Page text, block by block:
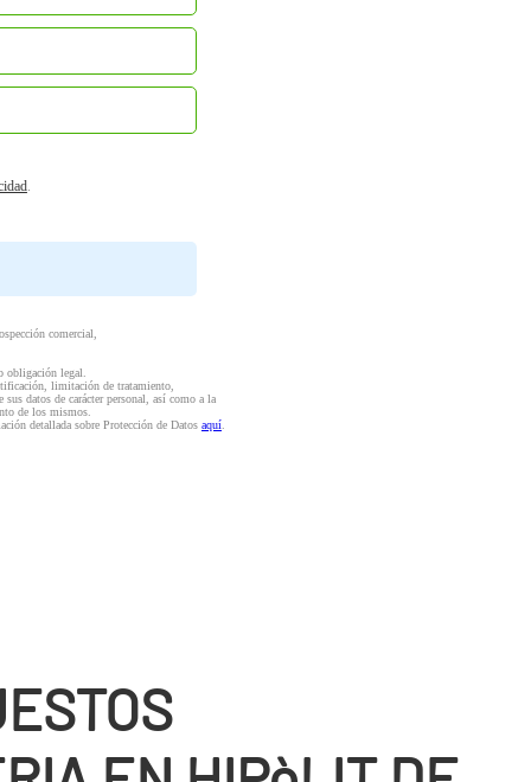
.
comercial,
obligación legal.
limitación de tratamiento,
datos de carácter personal, así como a la
de los mismos.
detallada sobre Protección de Datos aquí.